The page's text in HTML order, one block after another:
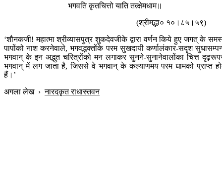
भगवति कृतचित्तो याति तत्क्षेमधाम॥
(श्रीमद्भा० १०।८५।५९)
‘शौनकजी! महात्मा श्रीव्यासपुत्र शुकदेवजीके द्वारा वर्णन किये हुए जगत् के
पापोंको नाश करनेवाले, भगवद्भक्तोंके परम सुखदायी कर्णालंकार-सदृश
भगवान् के इन अद्भुत चरित्रोंको मन लगाकर सुनने-सुनानेवालोंका चित्त
भगवान् में लग जाता है, जिससे वे भगवान् के कल्याणमय परम धामको प्राप्त
हैं।’
अगला लेख›नारदकृत राधास्तवन